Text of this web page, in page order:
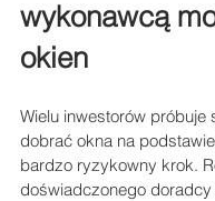
wykonawcą
okien
Wielu inwestorów próbuje
dobrać okna na
bardzo ryzykowny krok.
doświadczonego